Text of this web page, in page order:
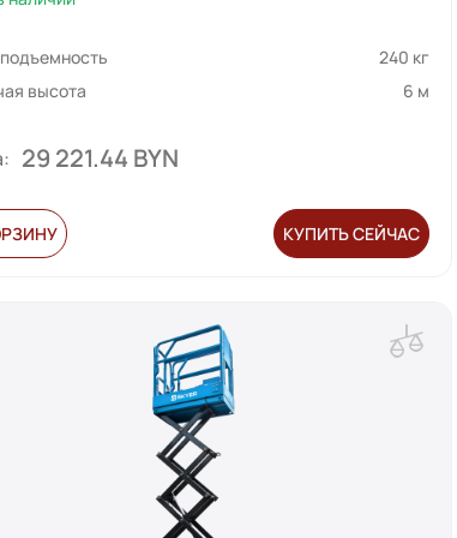
240 кг
высота
6 м
29 221.44 BYN
КУПИТЬ СЕЙЧАС